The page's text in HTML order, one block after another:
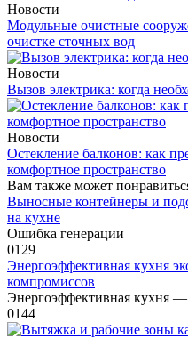
Новости
Модульные очистные
очистке сточных вод
Новости
Вызов электрика: когда
Новости
Остекление балконов: как
комфортное пространство
Вам также может
Выносные контейнеры и
на кухне
Ошибка генерации
0129
Энергоэффективная кухня
компромиссов
Энергоэффективная кухня
0144